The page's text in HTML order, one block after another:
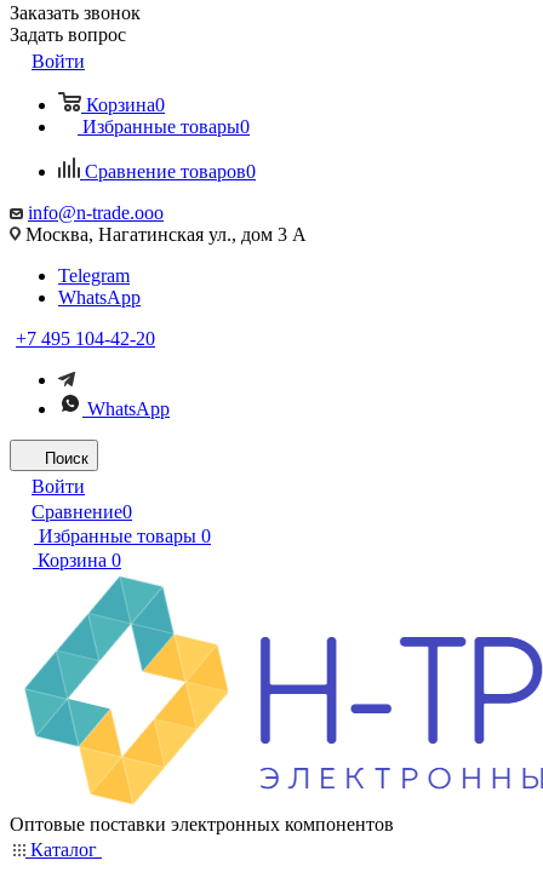
Заказать звонок
Задать вопрос
Войти
Корзина0
Избранные товары0
Сравнение товаров0
info@n-trade.ooo
Москва, Нагатинская ул., дом 3 А
Telegram
WhatsApp
+7 495 104-42-20
WhatsApp
Поиск
Войти
Сравнение0
Избранные товары 0
Корзина 0
Оптовые поставки электронных компонентов
Каталог